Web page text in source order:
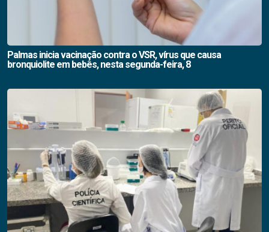
Palmas inicia vacinação contra o VSR, vírus que causa
bronquiolite em bebês, nesta segunda-feira, 8